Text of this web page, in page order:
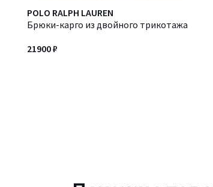
POLO RALPH LAUREN
Брюки-карго из двойного трикотажа
21900 ₽